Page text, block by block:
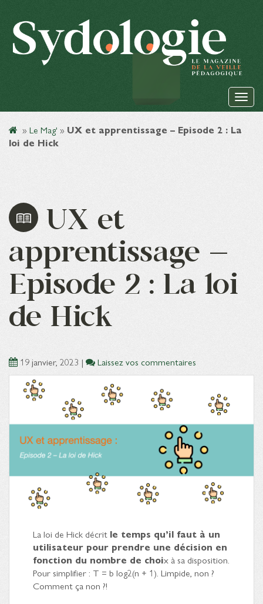
» Le Mag' » UX et apprentissage – Episode 2 : La
loi de Hick
UX et
apprentissage –
Episode 2 : La loi
de Hick
19 janvier, 2023 | Laissez vos commentaires
La loi de Hick décrit le temps qu’il faut à un
utilisateur pour prendre une décision en
fonction du nombre de choix à sa disposition.
Pour simplifier : T = b log2(n + 1). Limpide, non ?
Comment ça non ?!